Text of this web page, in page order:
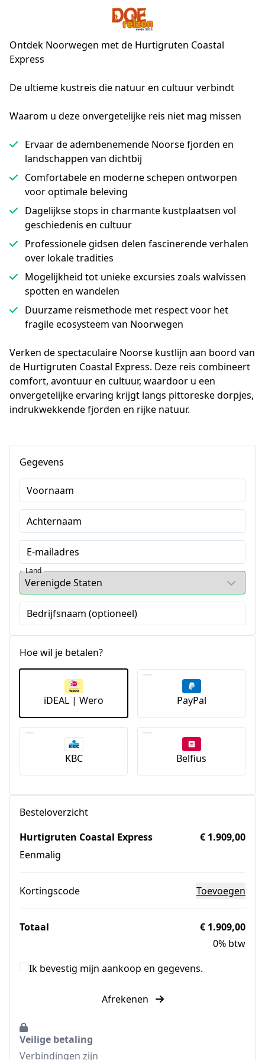
Ontdek Noorwegen met de Hurtigruten Coastal
Express
De ultieme kustreis die natuur en cultuur verbindt
Waarom u deze onvergetelijke reis niet mag missen
Ervaar de adembenemende Noorse fjorden en
landschappen van dichtbij
Comfortabele en moderne schepen ontworpen
voor optimale beleving
Dagelijkse stops in charmante kustplaatsen vol
geschiedenis en cultuur
Professionele gidsen delen fascinerende verhalen
over lokale tradities
Mogelijkheid tot unieke excursies zoals walvissen
spotten en wandelen
Duurzame reismethode met respect voor het
fragile ecosysteem van Noorwegen
Verken de spectaculaire Noorse kustlijn aan boord van
de Hurtigruten Coastal Express. Deze reis combineert
comfort, avontuur en cultuur, waardoor u een
onvergetelijke ervaring krijgt langs pittoreske dorpjes,
indrukwekkende fjorden en rijke natuur.
Gegevens
Voornaam
Achternaam
E-mailadres
Land
Bedrijfsnaam (optioneel)
Hoe wil je betalen?
iDEAL | Wero PayPal
KBC Belfius
Besteloverzicht
Hurtigruten Coastal Express
Eenmalig
€ 1.909,00
Kortingscode Toevoegen
Totaal
€ 1.909,00
0% btw
Ik bevestig mijn aankoop en gegevens.
Afrekenen
Veilige betaling
Verbindingen zijn